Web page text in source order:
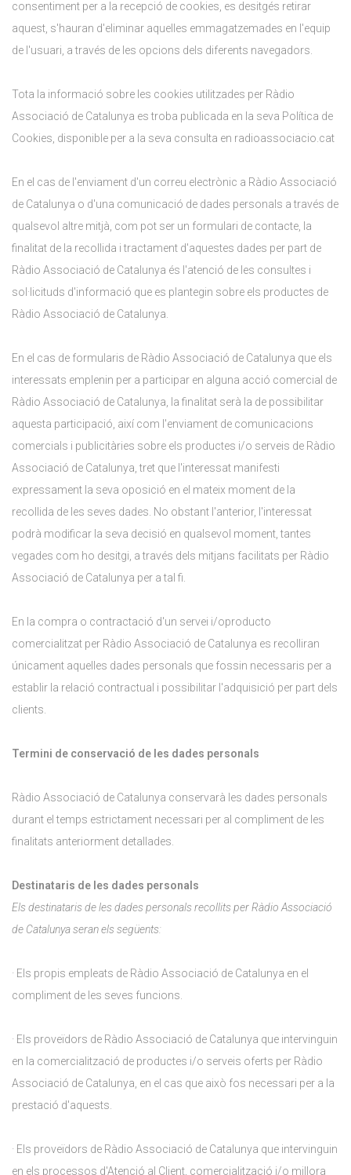
consentiment per a la recepció de cookies, es desitgés retirar
aquest, s'hauran d'eliminar aquelles emmagatzemades en l'equip
de l'usuari, a través de les opcions dels diferents navegadors.
Tota la informació sobre les cookies utilitzades per Ràdio
Associació de Catalunya es troba publicada en la seva Política de
Cookies, disponible per a la seva consulta en radioassociacio.cat
En el cas de l'enviament d'un correu electrònic a Ràdio Associació
de Catalunya o d'una comunicació de dades personals a través de
qualsevol altre mitjà, com pot ser un formulari de contacte, la
finalitat de la recollida i tractament d'aquestes dades per part de
Ràdio Associació de Catalunya és l'atenció de les consultes i
sol·licituds d'informació que es plantegin sobre els productes de
Ràdio Associació de Catalunya.
En el cas de formularis de Ràdio Associació de Catalunya que els
interessats emplenin per a participar en alguna acció comercial de
Ràdio Associació de Catalunya, la finalitat serà la de possibilitar
aquesta participació, així com l'enviament de comunicacions
comercials i publicitàries sobre els productes i/o serveis de Ràdio
Associació de Catalunya, tret que l'interessat manifesti
expressament la seva oposició en el mateix moment de la
recollida de les seves dades. No obstant l'anterior, l'interessat
podrà modificar la seva decisió en qualsevol moment, tantes
vegades com ho desitgi, a través dels mitjans facilitats per Ràdio
Associació de Catalunya per a tal fi.
En la compra o contractació d'un servei i/oproducto
comercialitzat per Ràdio Associació de Catalunya es recolliran
únicament aquelles dades personals que fossin necessaris per a
establir la relació contractual i possibilitar l'adquisició per part dels
clients.
Termini de conservació de les dades personals
Ràdio Associació de Catalunya conservarà les dades personals
durant el temps estrictament necessari per al compliment de les
finalitats anteriorment detallades.
Destinataris de les dades personals
Els destinataris de les dades personals recollits per Ràdio Associació
de Catalunya seran els següents:
· Els propis empleats de Ràdio Associació de Catalunya en el
compliment de les seves funcions.
· Els proveïdors de Ràdio Associació de Catalunya que intervinguin
en la comercialització de productes i/o serveis oferts per Ràdio
Associació de Catalunya, en el cas que això fos necessari per a la
prestació d'aquests.
· Els proveïdors de Ràdio Associació de Catalunya que intervinguin
en els processos d'Atenció al Client, comercialització i/o millora